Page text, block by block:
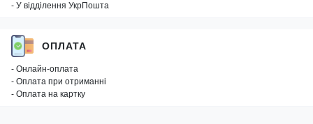
- У відділення УкрПошта
ОПЛАТА
- Онлайн-оплата
- Оплата при отриманні
- Оплата на картку